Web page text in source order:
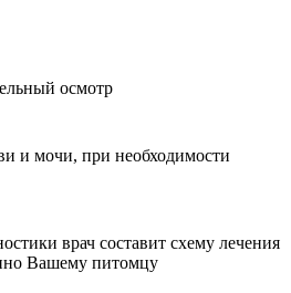
осмотр
и мочи, при необходимости
врач составит схему лечения
Вашему питомцу